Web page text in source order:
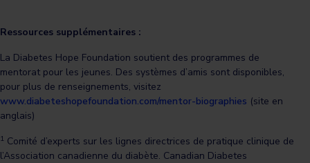
Ressources supplémentaires :
La Diabetes Hope Foundation soutient des programmes de
mentorat pour les jeunes. Des systèmes d’amis sont disponibles,
pour plus de renseignements, visitez
www.diabeteshopefoundation.com/mentor-biographies (site en
anglais)
1 Comité d’experts sur les lignes directrices de pratique clinique de
l’Association canadienne du diabète. Canadian Diabetes